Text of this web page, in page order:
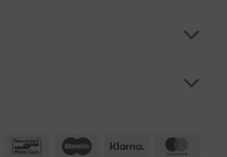
Bank
BancontactMaestro Klarna